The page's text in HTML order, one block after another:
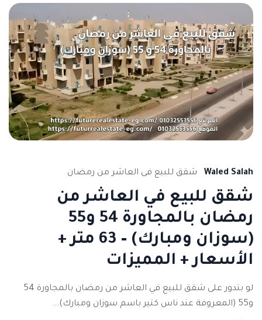
Waled Salah شقق للبيع فى العاشر من رمضان
شقق للبيع في العاشر من
رمضان بالمجاورة 54 و55
(سوزان ومبارك) – 63 متر +
الأسعار + المميزات
لو بتدور على شقق للبيع في العاشر من رمضان بالمجاورة 54
و55 (المعروفة عند ناس كتير باسم سوزان ومبارك)...